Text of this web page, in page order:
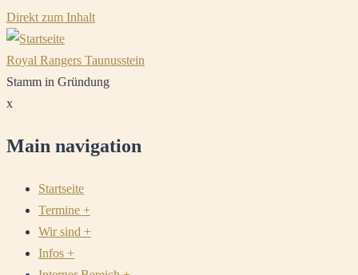
Direkt zum Inhalt
Royal Rangers Taunusstein
Stamm in Gründung
x
Main navigation
Startseite
Termine +
Wir sind +
Infos +